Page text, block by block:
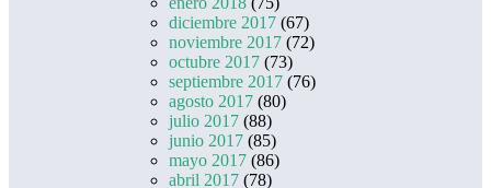
diciembre 2017 (67)
noviembre 2017 (72)
octubre 2017 (73)
septiembre 2017 (76)
agosto 2017 (80)
julio 2017 (88)
junio 2017 (85)
mayo 2017 (86)
abril 2017 (78)